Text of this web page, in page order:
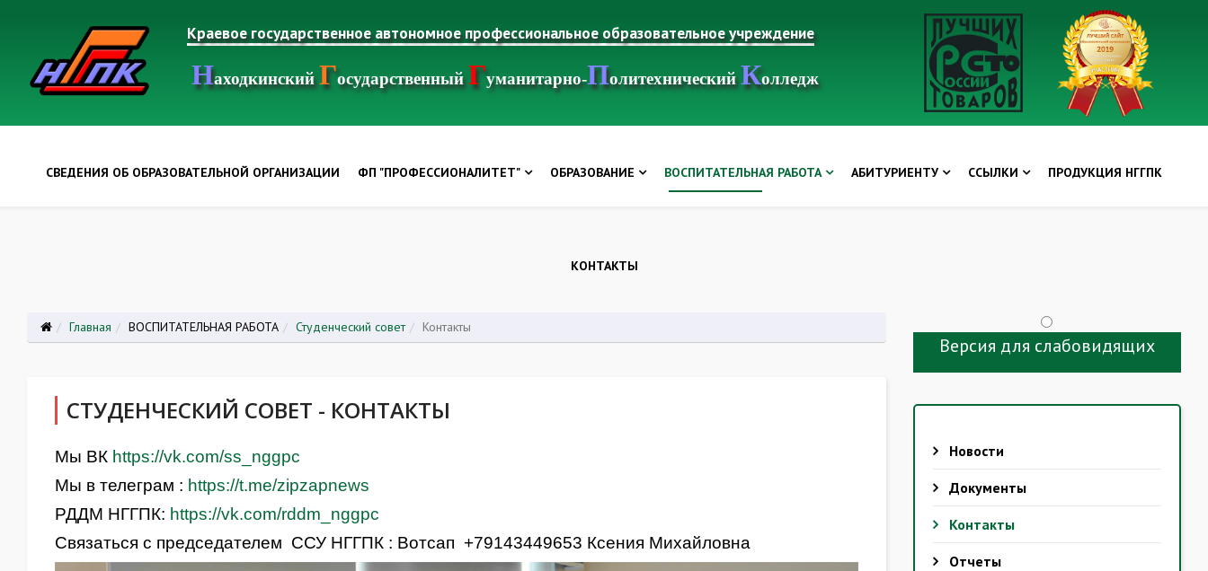
Краевое государственное автономное профессиональное образовательное учреждение
НаходкинскийГосударственныйГуманитарно-ПолитехническийКолледж
СВЕДЕНИЯ ОБ ОБРАЗОВАТЕЛЬНОЙ ОРГАНИЗАЦИИ ФП "ПРОФЕССИОНАЛИТЕТ" ОБРАЗОВАНИЕ ВОСПИТАТЕЛЬНАЯ РАБОТА АБИТУРИЕНТУ ССЫЛКИ ПРОДУКЦИЯ НГГПК
КОНТАКТЫ
Главная ВОСПИТАТЕЛЬНАЯ РАБОТА Студенческий совет Контакты
Версия для слабовидящих
СТУДЕНЧЕСКИЙ СОВЕТ - КОНТАКТЫ
Мы ВК https://vk.com/ss_nggpc
Мы в телеграм : https://t.me/zipzapnews
РДДМ НГГПК: https://vk.com/rddm_nggpc
Связаться с председателем ССУ НГГПК : Вотсап +79143449653 Ксения Михайловна
Новости
Документы
Контакты
Отчеты